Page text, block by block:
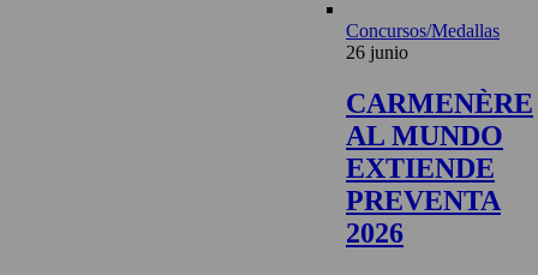
Concursos/Medallas
26 junio
CARMENÈRE
AL MUNDO
EXTIENDE
PREVENTA
2026